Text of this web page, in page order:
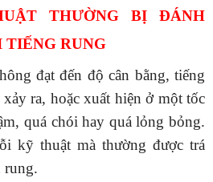
THƯỜNG BỊ ĐÁNH
TIẾNG RUNG
đạt đến độ cân bằng, tiếng
ra, hoặc xuất hiện ở một tốc
quá chói hay quá lỏng bỏng.
kỹ thuật mà thường được trá
rung.